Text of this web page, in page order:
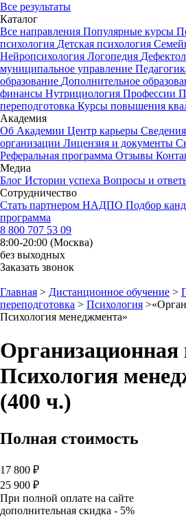
Все результаты
Каталог
Все направления Популярные курсы
психология Детская психология
Нейропсихология Логопедия
муниципальное управление
образование Дополнительное
финансы Нутрициология Профессии
переподготовка Курсы повышения
Академия
Об Академии Центр карьеры
организации Лицензия и документы
Реферальная программа Отзывы
Медиа
Блог Истории успеха Вопросы и
Сотрудничество
Стать партнером НАДПО Подбор
программа
8 800 707 53 09
8:00-20:00 (Москва)
без выходных
Заказать звонок
Главная > Дистанционное обучение >
переподготовка > Психология >
Психология менеджмента»
Организационная
Психология
(400 ч.)
Полная стоимость
17 800 ₽
25 900 ₽
При полной оплате на сайте
дополнительная скидка - 5%